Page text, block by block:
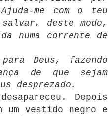
me com o teu
deste modo,
numa corrente de
Deus, fazendo
de que sejam
desprezado.
Depois
um vestido negro e